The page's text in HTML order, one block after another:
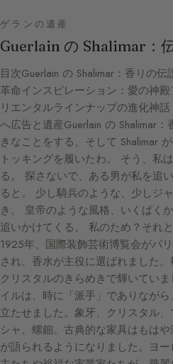
ゲランの遺産
Guerlain の Shalimar：
目次Guerlain の Shalimar：香りの
革命インスピレーション：愛の神
リエンタルラインナップの進化神
へ広告と遺産Guerlain の Shalimar
きなことをする、そして Shalimar
トッキングを履いたわ。 そう、私
る。 探さないで、ある男が私を追
ると。 少し騎兵のような、少しジ
き。 皇帝のような風格、いくばく
追いかけてくる。 私のため？それ
1925年、国際装飾芸術博覧会がパ
され、香水が主役に選ばれました
クリスタルのきらめきで輝いてい
イルは、時に「派手」でありなが
立たせました。象牙、クリスタル
シャ、螺鈿。古典的な家具はもは
が語られるようになりました。ヨ